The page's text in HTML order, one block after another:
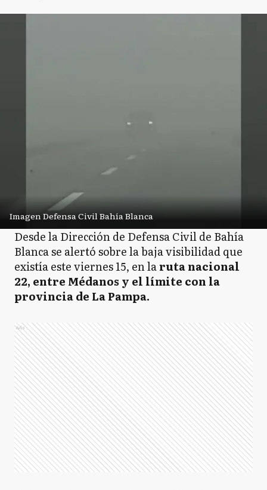
Imagen Defensa Civil Bahía Blanca
Desde la Dirección de Defensa Civil de Bahía
Blanca se alertó sobre la baja visibilidad que
existía este viernes 15, en laruta nacional
22, entre Médanos y el límite con la
provincia de La Pampa.
Ads